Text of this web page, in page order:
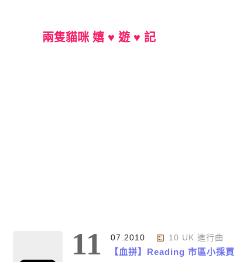
兩隻貓咪 嬉 ♥ 遊 ♥ 記
11 07.2010 10 UK 進行曲
【血拼】Reading 市區小採買